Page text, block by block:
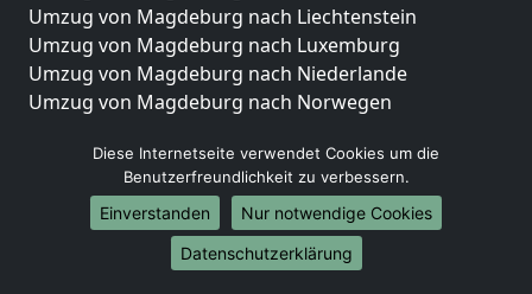
Umzug von Magdeburg nach Liechtenstein
Umzug von Magdeburg nach Luxemburg
Umzug von Magdeburg nach Niederlande
Umzug von Magdeburg nach Norwegen
Umzüge-Deutschlandweit
Umzug von Magdeburg nach Berlin
Umzug von Magdeburg nach Hamburg
Umzug von Magdeburg nach München
Umzug von Magdeburg nach Köln
Diese Internetseite verwendet Cookies um die
Benutzerfreundlichkeit zu verbessern.
Einverstanden
Nur notwendige Cookies
Datenschutzerklärung